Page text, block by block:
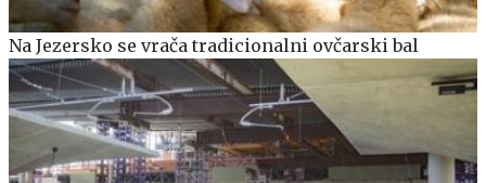
Na Jezersko se vrača tradicionalni ovčarski bal